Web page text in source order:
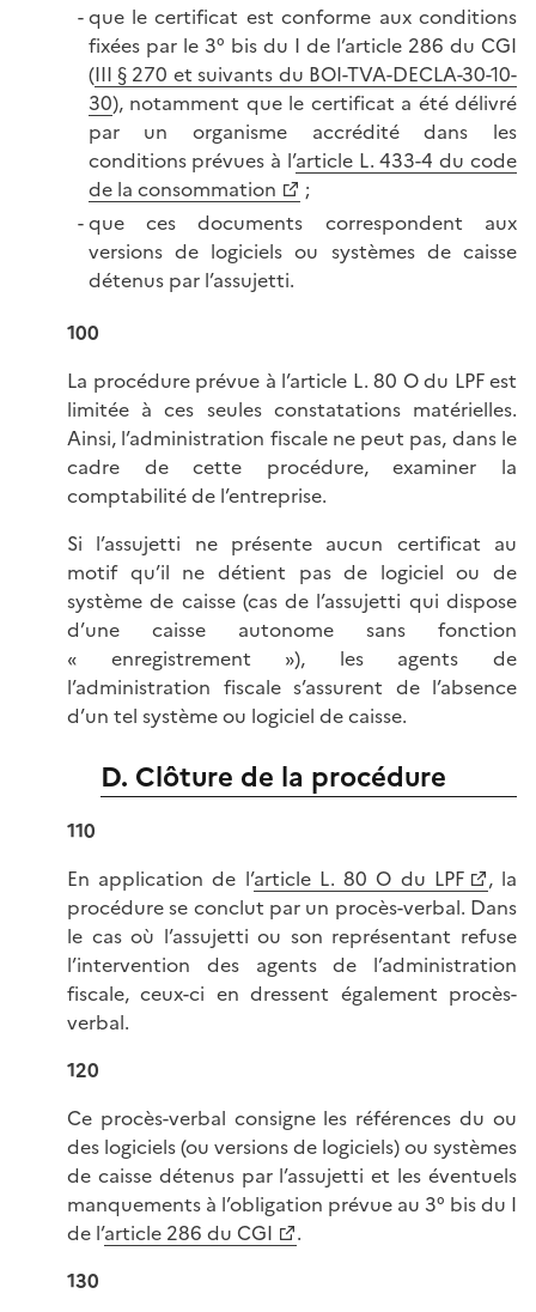
que le certificat est conforme aux conditions
fixées par le 3° bis du I de l’article 286 du CGI
(III § 270 et suivants du BOI-TVA-DECLA-30-10-
30), notamment que le certificat a été délivré
par un organisme accrédité dans les
conditions prévues à l’article L. 433-4 du code
de la consommation
;
que ces documents correspondent aux
versions de logiciels ou systèmes de caisse
détenus par l’assujetti.
100
La procédure prévue à l’article L. 80 O du LPF est
limitée à ces seules constatations matérielles.
Ainsi, l’administration fiscale ne peut pas, dans le
cadre de cette procédure, examiner la
comptabilité de l’entreprise.
Si l’assujetti ne présente aucun certificat au
motif qu’il ne détient pas de logiciel ou de
système de caisse (cas de l’assujetti qui dispose
d’une caisse autonome sans fonction
« enregistrement »), les agents de
l’administration fiscale s’assurent de l’absence
d’un tel système ou logiciel de caisse.
D. Clôture de la procédure
110
En application de l’article L. 80 O du LPF
, la
procédure se conclut par un procès-verbal. Dans
le cas où l’assujetti ou son représentant refuse
l’intervention des agents de l’administration
fiscale, ceux-ci en dressent également procès-
verbal.
120
Ce procès-verbal consigne les références du ou
des logiciels (ou versions de logiciels) ou systèmes
de caisse détenus par l’assujetti et les éventuels
manquements à l’obligation prévue au 3° bis du I
de l’article 286 du CGI
.
130